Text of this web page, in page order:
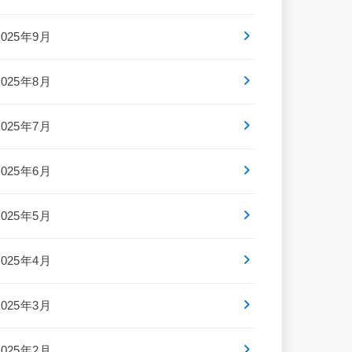
年9月
年8月
年7月
年6月
年5月
年4月
年3月